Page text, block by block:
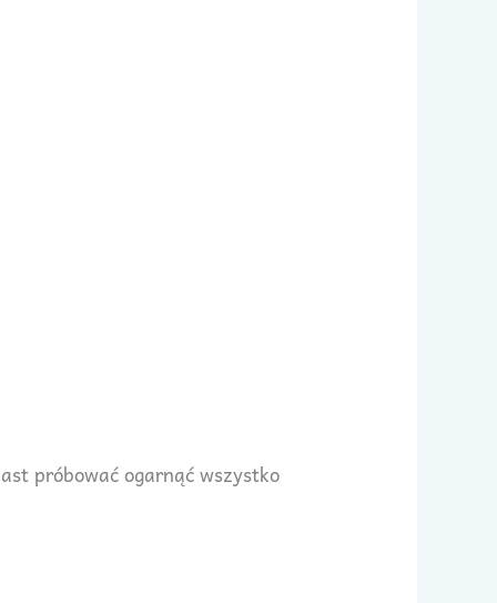
próbować ogarnąć wszystko